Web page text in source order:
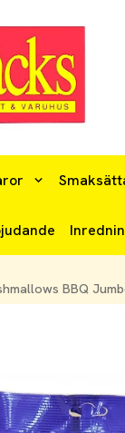
BBQ